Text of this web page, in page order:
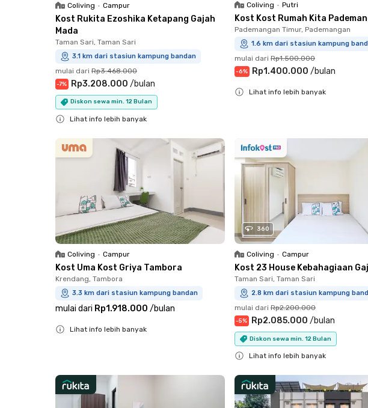
Coliving • Campur
Kost Rukita Ezoshika Ketapang Gajah
Mada
Taman Sari, Taman Sari
3.1 km dari stasiun kampung bandan
mulai dari Rp3.468.000
-7% Rp3.208.000 /bulan
Diskon sewa min. 12 Bulan
Lihat info lebih banyak
Coliving • Putri
Kost Kost Rumah Kita
Pademangan Timur, Pademangan
1.6 km dari stasiun kampung
mulai dari Rp1.500.000
-6% Rp1.400.000 /bulan
Lihat info lebih banyak
Coliving • Campur
Kost Uma Kost Griya Tambora
Krendang, Tambora
3.3 km dari stasiun kampung bandan
mulai dari Rp1.918.000 /bulan
Lihat info lebih banyak
360
Coliving • Campur
Kost 23 House Kebahagiaan
Taman Sari, Taman Sari
2.8 km dari stasiun kampung
mulai dari Rp2.200.000
-5% Rp2.085.000 /bulan
Diskon sewa min. 12 Bulan
Lihat info lebih banyak